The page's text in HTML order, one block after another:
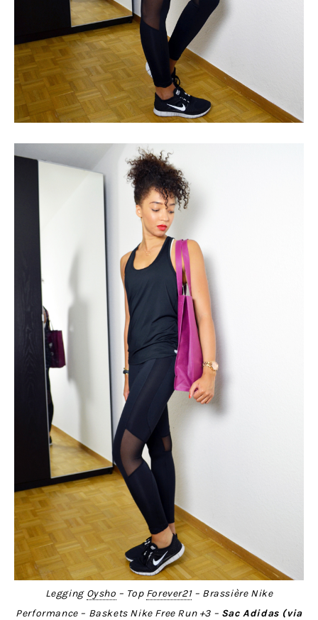
Legging Oysho – Top Forever21– Brassière Nike
Performance – Baskets Nike Free Run +3 – Sac Adidas (via